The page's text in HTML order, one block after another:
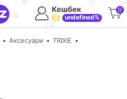
Кешбек
undefined%
0
Аксесуари
TRIXIE